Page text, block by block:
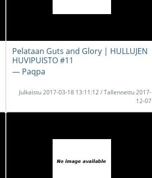
Pelataan Guts and Glory | HULLUJEN
HUVIPUISTO #11
― Paqpa
Julkaistu 2017-03-18 13:11:12 / Tallennettu 2017-
12-07